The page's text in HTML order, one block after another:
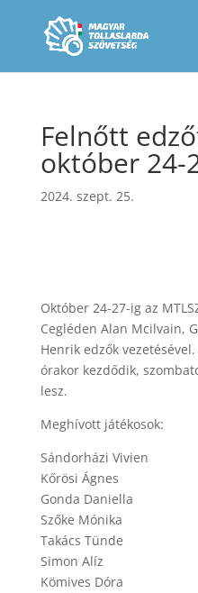
Felnőtt
október 24-
2024. szept. 25.
Október 24-27-ig az
Cegléden Alan Mcilvain,
Henrik edzők vezetésével.
órakor kezdődik,
lesz.
Meghívott játékosok:
Sándorházi Vivien
Kőrösi Ágnes
Gonda Daniella
Szőke Mónika
Takács Tünde
Simon Alíz
Kömives Dóra